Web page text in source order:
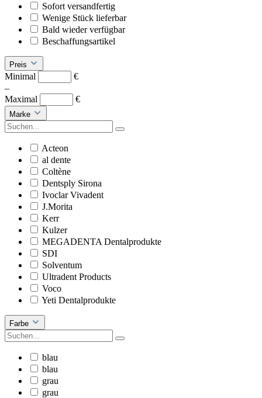
Sofort versandfertig
Wenige Stück lieferbar
Bald wieder verfügbar
Beschaffungsartikel
Preis
Minimal
€
–
Maximal
€
Marke
Acteon
al dente
Coltène
Dentsply Sirona
Ivoclar Vivadent
J.Morita
Kerr
Kulzer
MEGADENTA Dentalprodukte
SDI
Solventum
Ultradent Products
Voco
Yeti Dentalprodukte
Farbe
blau
blau
grau
grau